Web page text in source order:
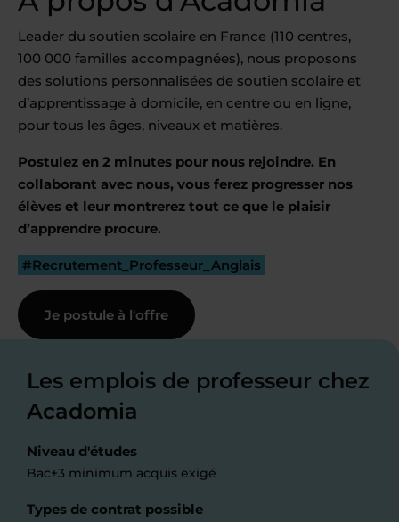
Leader du soutien scolaire en France (110 centres,
100 000 familles accompagnées), nous proposons
des solutions personnalisées de soutien scolaire et
d’apprentissage à domicile, en centre ou en ligne,
pour tous les âges, niveaux et matières.
Postulez en 2 minutes pour nous rejoindre. En
collaborant avec nous, vous ferez progresser nos
élèves et leur montrerez tout ce que le plaisir
d’apprendre procure.
#Recrutement_Professeur_Anglais
Je postule à l'offre
Les emplois de professeur chez
Acadomia
Niveau d'études
Bac+3 minimum acquis exigé
Types de contrat possible